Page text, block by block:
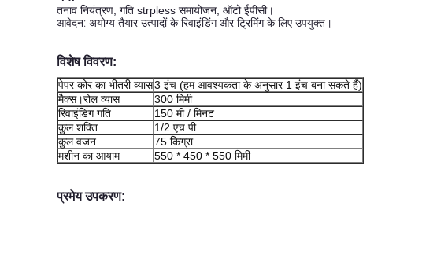
तनाव नियंत्रण, गति strpless समायोजन, ऑटो ईपीसी।
आवेदन: अयोग्य तैयार उत्पादों के रिवाइंडिंग और ट्रिमिंग के लिए उपयुक्त।
विशेष विवरण:
पेपर कोर का भीतरी व्यास3 इंच (हम आवश्यकता के अनुसार 1 इंच बना सकते हैं)
मैक्स।रोल व्यास
300 मिमी
रिवाइंडिंग गति
150 मी / मिनट
कुल शक्ति
1/2 एच.पी
कुल वजन
75 किग्रा
मशीन का आयाम
550 * 450 * 550 मिमी
प्रमेय उपकरण: